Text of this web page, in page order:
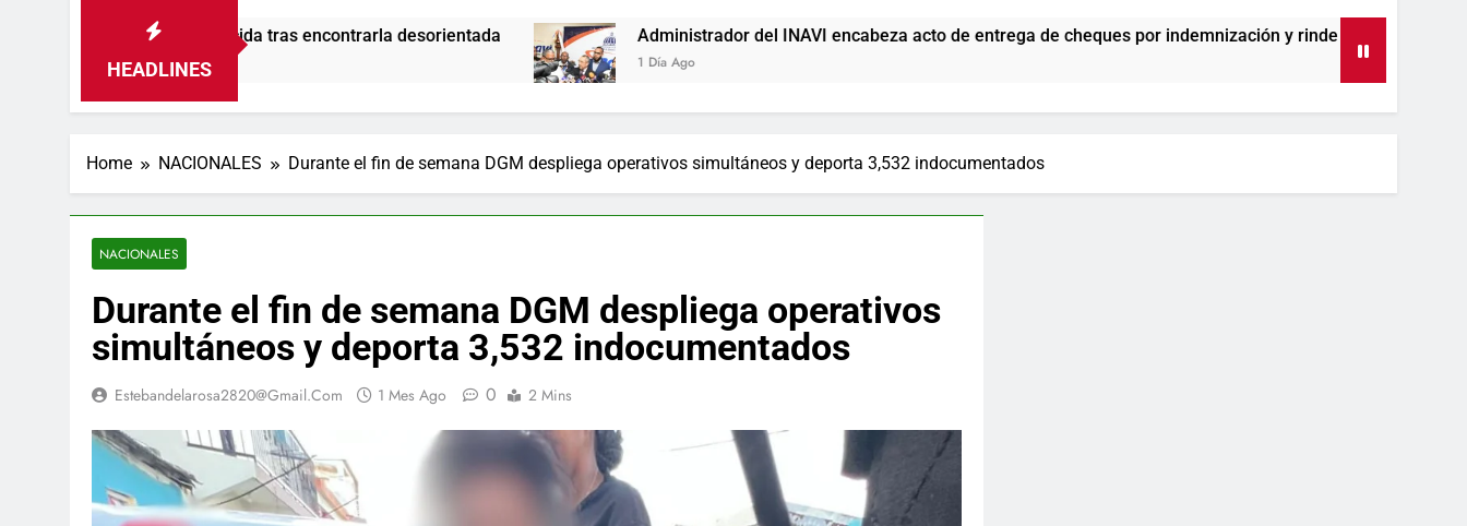
HEADLINES
tras encontrarla desorientada Administrador del INAVI encabeza acto de entrega de cheques por indemnización y rinde cuentas de sus 18 meses al frente
Home NACIONALES Durante el fin de semana DGM despliega operativos simultáneos y deporta 3,532 indocumentados
NACIONALES
Durante el fin de semana DGM despliega operativos
simultáneos y deporta 3,532 indocumentados
Estebandelarosa2820@gmail.com 1 Mes Ago 0 2 Mins